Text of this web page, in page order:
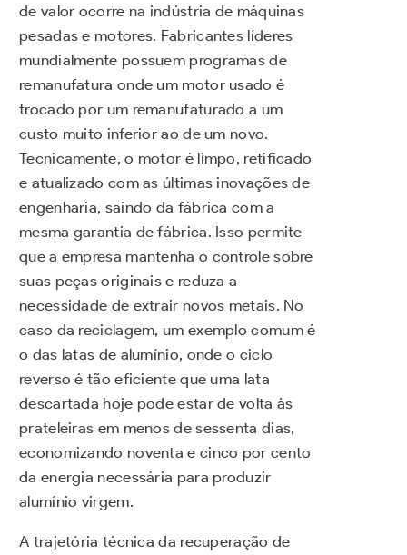
de valor ocorre na indústria de máquinas
pesadas e motores. Fabricantes líderes
mundialmente possuem programas de
remanufatura onde um motor usado é
trocado por um remanufaturado a um
custo muito inferior ao de um novo.
Tecnicamente, o motor é limpo, retificado
e atualizado com as últimas inovações de
engenharia, saindo da fábrica com a
mesma garantia de fábrica. Isso permite
que a empresa mantenha o controle sobre
suas peças originais e reduza a
necessidade de extrair novos metais. No
caso da reciclagem, um exemplo comum é
o das latas de alumínio, onde o ciclo
reverso é tão eficiente que uma lata
descartada hoje pode estar de volta às
prateleiras em menos de sessenta dias,
economizando noventa e cinco por cento
da energia necessária para produzir
alumínio virgem.
A trajetória técnica da recuperação de